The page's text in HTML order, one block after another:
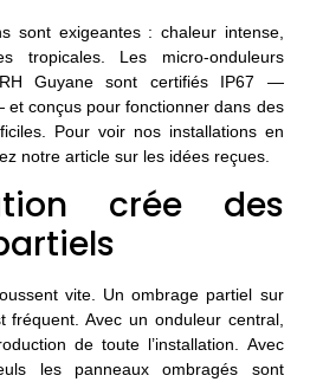
sont exigeantes : chaleur intense,
tropicales. Les micro-onduleurs
Guyane sont certifiés IP67 —
et conçus pour fonctionner dans des
Pour voir nos installations en
notre article sur les idées reçues
crée des
vite. Un ombrage partiel sur
Avec un onduleur central,
de toute l’installation. Avec
les panneaux ombragés sont